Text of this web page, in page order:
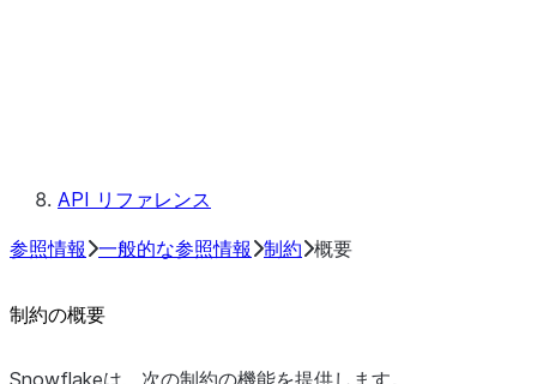
API リファレンス
参照情報 一般的な参照情報 制約 概要
制約の概要
Snowflakeは、次の制約の機能を提供します。